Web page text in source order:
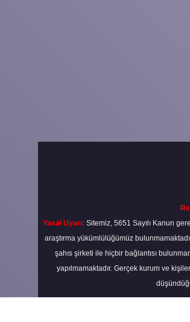
Yasal Uyarı: Sitemiz, 5651 Sayılı Kanun
araştırma yükümlülüğümüz
şahıs şirketi ile hiçbir bağlantısı
yapılmamaktadır. Gerçek kurum ve